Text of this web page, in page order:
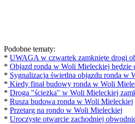
Podobne tematy:
* UWAGA w czwartek zamknięte drogi
* Objazd ronda w Woli Mieleckiej będzie
* Sygnalizacja świetlna objazdu ronda w
* Kiedy finał budowy ronda w Woli
* Droga "ścieżka" w Woli Mieleckiej
* Rusza budowa ronda w Woli Mieleckiej
* Przetarg na rondo w Woli Mieleckiej
* Uroczyste otwarcie zachodniej